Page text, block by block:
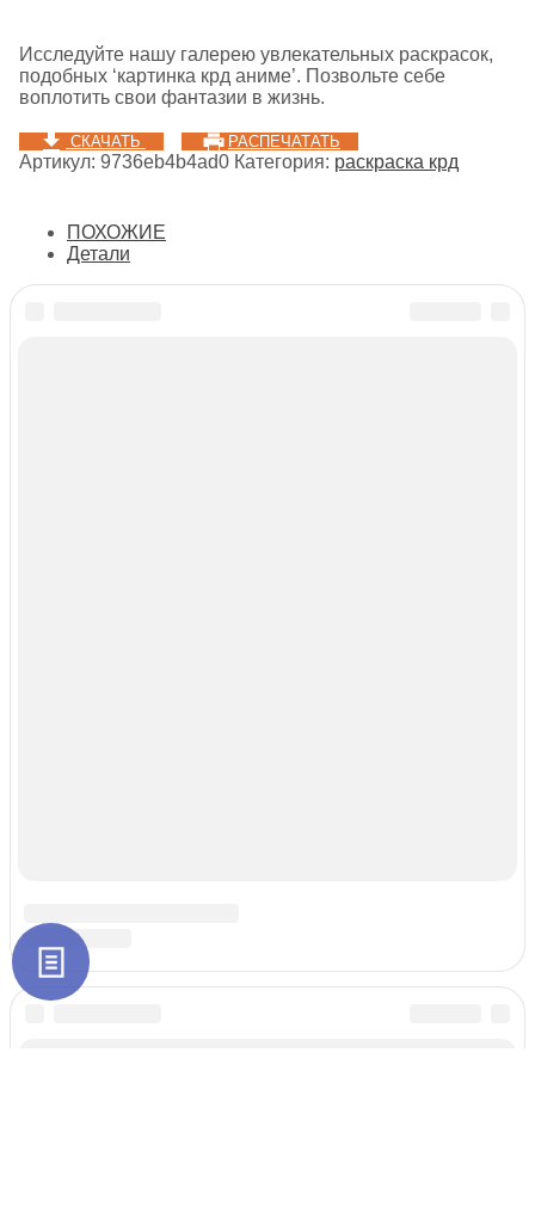
Исследуйте нашу галерею увлекательных раскрасок,
подобных ‘картинка крд аниме’. Позвольте себе
воплотить свои фантазии в жизнь.
СКАЧАТЬ РАСПЕЧАТАТЬ
Артикул: 9736eb4b4ad0 Категория: раскраска крд
ПОХОЖИЕ
Детали